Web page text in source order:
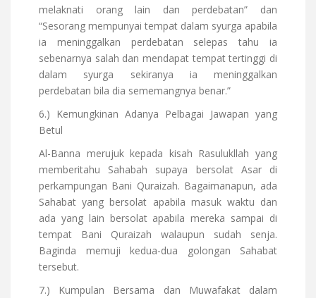
melaknati orang lain dan perdebatan” dan
“Sesorang mempunyai tempat dalam syurga apabila
ia meninggalkan perdebatan selepas tahu ia
sebenarnya salah dan mendapat tempat tertinggi di
dalam syurga sekiranya ia meninggalkan
perdebatan bila dia sememangnya benar.”
6.) Kemungkinan Adanya Pelbagai Jawapan yang
Betul
Al-Banna merujuk kepada kisah Rasulukllah yang
memberitahu Sahabah supaya bersolat Asar di
perkampungan Bani Quraizah. Bagaimanapun, ada
Sahabat yang bersolat apabila masuk waktu dan
ada yang lain bersolat apabila mereka sampai di
tempat Bani Quraizah walaupun sudah senja.
Baginda memuji kedua-dua golongan Sahabat
tersebut.
7.) Kumpulan Bersama dan Muwafakat dalam